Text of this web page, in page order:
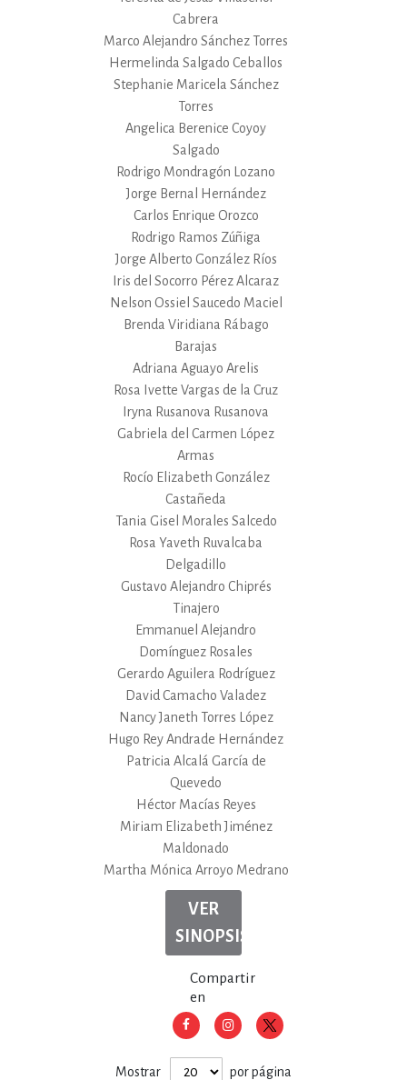
Cabrera
Marco Alejandro Sánchez Torres
Hermelinda Salgado Ceballos
Stephanie Maricela Sánchez
Torres
Angelica Berenice Coyoy
Salgado
Rodrigo Mondragón Lozano
Jorge Bernal Hernández
Carlos Enrique Orozco
Rodrigo Ramos Zúñiga
Jorge Alberto González Ríos
Iris del Socorro Pérez Alcaraz
Nelson Ossiel Saucedo Maciel
Brenda Viridiana Rábago
Barajas
Adriana Aguayo Arelis
Rosa Ivette Vargas de la Cruz
Iryna Rusanova Rusanova
Gabriela del Carmen López
Armas
Rocío Elizabeth González
Castañeda
Tania Gisel Morales Salcedo
Rosa Yaveth Ruvalcaba
Delgadillo
Gustavo Alejandro Chiprés
Tinajero
Emmanuel Alejandro
Domínguez Rosales
Gerardo Aguilera Rodríguez
David Camacho Valadez
Nancy Janeth Torres López
Hugo Rey Andrade Hernández
Patricia Alcalá García de
Quevedo
Héctor Macías Reyes
Miriam Elizabeth Jiménez
Maldonado
Martha Mónica Arroyo Medrano
VER
SINOPSIS
Compartir
en
Mostrar por página